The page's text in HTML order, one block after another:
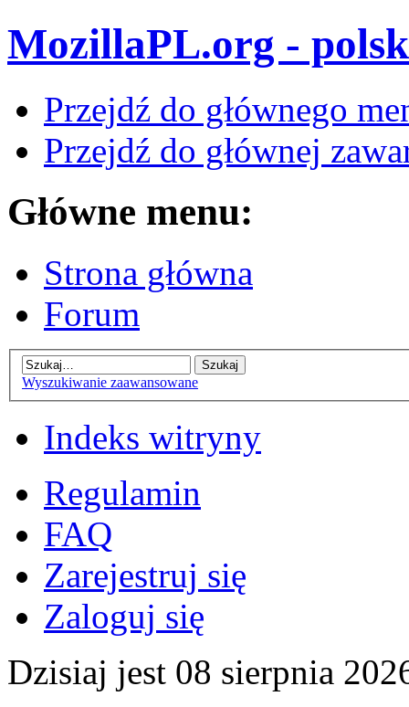
MozillaPL.org -
Przejdź do głównego
Przejdź do głównej
Główne menu:
Strona główna
Forum
Wyszukiwanie zaawansowane
Indeks witryny
Regulamin
FAQ
Zarejestruj się
Zaloguj się
Dzisiaj jest 08 sierpnia